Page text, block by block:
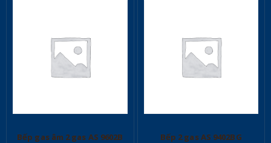
Bếp gas âm 2 gas AS 9602B Bếp 2 gas AS 9402BG